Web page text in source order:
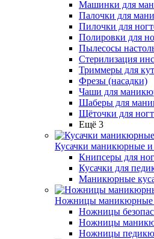
Машинки для
Палочки для
Пилочки для
Полировки для
Пылесосы
Стерилизация
Триммеры для
Фрезы (насадки)
Чаши для
Шаберы для
Щёточки для
Ещё 3
Кусачки маникюрные
Книпсеры для
Кусачки для
Маникюрные
Ножницы маникюрные
Ножницы
Ножницы
Ножницы